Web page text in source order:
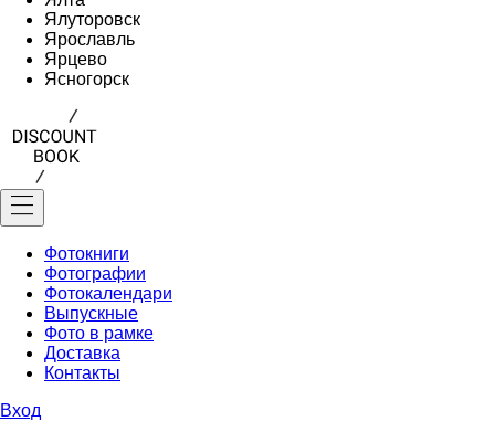
Ялуторовск
Ярославль
Ярцево
Ясногорск
Фотокниги
Фотографии
Фотокалендари
Выпускные
Фото в рамке
Доставка
Контакты
Вход